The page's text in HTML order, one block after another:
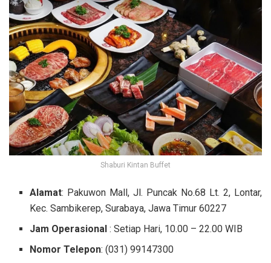
Shaburi Kintan Buffet
Alamat: Pakuwon Mall, Jl. Puncak No.68 Lt. 2, Lontar,
Kec. Sambikerep, Surabaya, Jawa Timur 60227
Jam Operasional : Setiap Hari, 10.00 – 22.00 WIB
Nomor Telepon:(031) 99147300